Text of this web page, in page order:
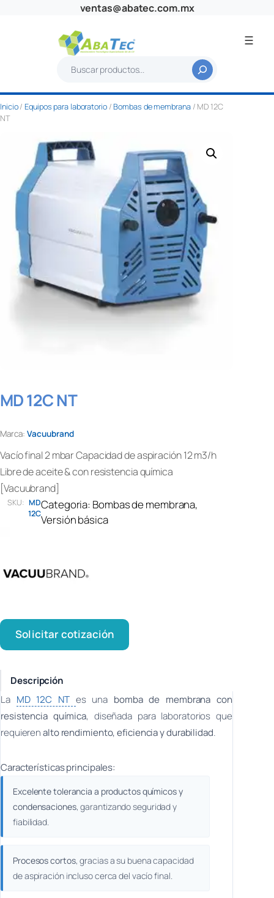
ventas@abatec.com.mx
s
c
r
Inicio/Equipos para laboratorio/Bombas de membrana/ MD 12C
NT
MD 12C NT
Marca: Vacuubrand
Vacío final 2 mbar Capacidad de aspiración 12 m3/h
Libre de aceite & con resistencia química
[Vacuubrand]
SKU: MD
12C
Categoria: Bombas de membrana
Versión básica
Solicitar cotización
Descripción
La MD 12C NT es una bomba de membrana con
resistencia química, diseñada para laboratorios que
requierenalto rendimiento, eficiencia y durabilidad.
Características principales:
Excelente tolerancia a productos químicos y
condensaciones, garantizando seguridad y
fiabilidad.
Procesos cortos, gracias a su buena capacidad
de aspiración incluso cerca del vacío final.